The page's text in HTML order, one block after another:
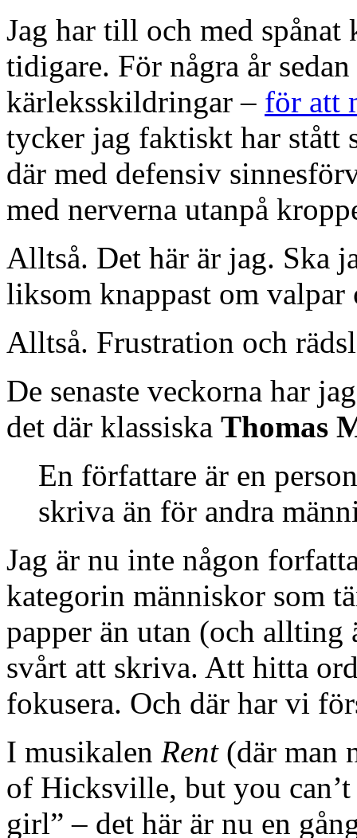
Jag har till och med
tidigare. För några år
kärleksskildringar – för att
tycker jag faktiskt har stått
där med defensiv
med nerverna utanpå
Alltså. Det här är jag. Ska
liksom knappast om valpar
Alltså. Frustration och
De senaste veckorna har
det där klassiska Thomas
En författare är en
skriva än för andra
Jag är nu inte någon
kategorin människor som
papper än utan (och
svårt att skriva. Att hitta
fokusera. Och där har vi
I musikalen Rent(där man
of Hicksville, but you
girl” – det här är nu en